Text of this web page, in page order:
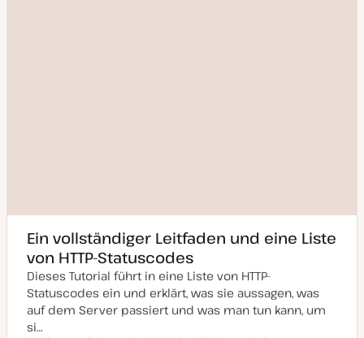
Ein vollständiger Leitfaden und eine Liste
von HTTP-Statuscodes
Dieses Tutorial führt in eine Liste von HTTP-
Statuscodes ein und erklärt, was sie aussagen, was
auf dem Server passiert und was man tun kann, um
si…